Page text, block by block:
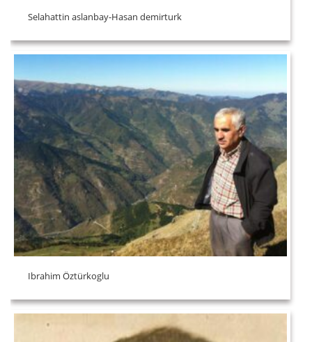
Selahattin aslanbay-Hasan demirturk
Ibrahim Öztürkoglu